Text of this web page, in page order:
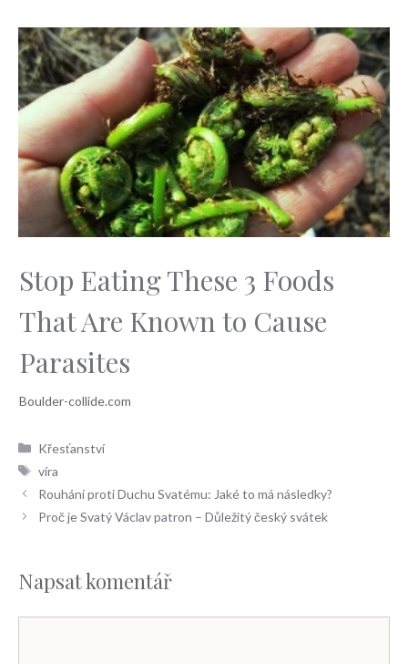
Stop Eating These 3 Foods
That Are Known to Cause
Parasites
Rubriky
Křesťanství
Štítky
víra
Rouhání proti Duchu Svatému: Jaké to má následky?
Proč je Svatý Václav patron – Důležitý český svátek
Napsat komentář